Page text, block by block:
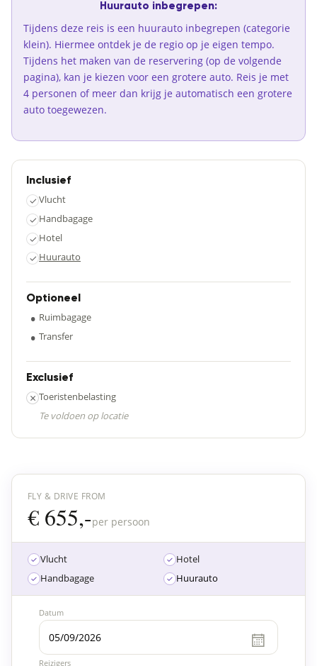
Huurauto inbegrepen:
Tijdens deze reis is een huurauto inbegrepen (categorie
klein). Hiermee ontdek je de regio op je eigen tempo.
Tijdens het maken van de reservering (op de volgende
pagina), kan je kiezen voor een grotere auto. Reis je met
4 personen of meer dan krijg je automatisch een grotere
auto toegewezen.
Inclusief
✓Vlucht
✓ Handbagage
✓ Hotel
✓ Huurauto
Optioneel
• Ruimbagage
• Transfer
Exclusief
× Toeristenbelasting
Te voldoen op locatie
FLY & DRIVE FROM
€ 655,-per persoon
Vlucht
Handbagage
Hotel
Huurauto
Reizigers
Datum